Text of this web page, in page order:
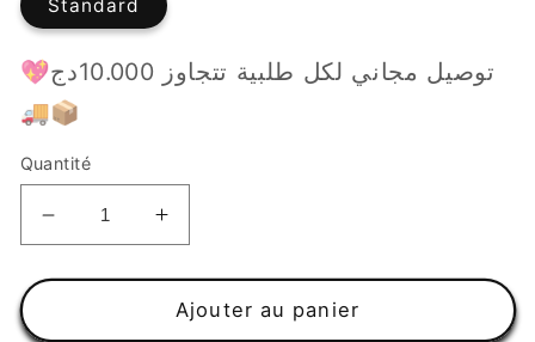
Standard
💖توصيل مجاني لكل طلبية تتجاوز 10.000دج
🚚📦
Quantité
Réduire
la
quantité
Manteau
Augmenter
la
quantité
de
Manteau
Ajouter au panier